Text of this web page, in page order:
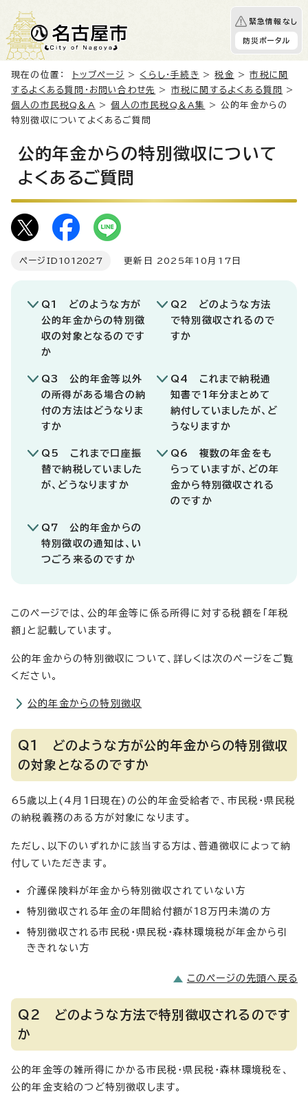
緊急情報なし
防災ポータル
現在の位置： トップページ > くらし・手続き >税金 >市税に関
するよくある質問・お問い合わせ先
> 市税に関するよくある質問
>
個人の市民税Q＆A
>個人の市民税Q＆A集
> 公的年金からの
特別徴収についてよくあるご質問
公的年金からの特別徴収について
よくあるご質問
ページID 1012027 更新日 2025年10月17日
Q1 どのような方が
公的年金からの特別徴
収の対象となるのです
か
Q2 どのような方法
で特別徴収されるので
すか
Q3 公的年金等以外
の所得がある場合の納
付の方法はどうなりま
すか
Q4 これまで納税通
知書で1年分まとめて
納付していましたが、ど
うなりますか
Q5 これまで口座振
替で納税していました
が、どうなりますか
Q6 複数の年金をも
らっていますが、どの年
金から特別徴収される
のですか
Q7 公的年金からの
特別徴収の通知は、い
つごろ来るのですか
このページでは、公的年金等に係る所得に対する税額を「年税
額」と記載しています。
公的年金からの特別徴収について、詳しくは次のページをご覧
ください。
公的年金からの特別徴収
Q1 どのような方が公的年金からの特別徴収
の対象となるのですか
65歳以上(4月1日現在)の公的年金受給者で、市民税・県民税
の納税義務のある方が対象になります。
ただし、以下のいずれかに該当する方は、普通徴収によって納
付していただきます。
介護保険料が年金から特別徴収されていない方
特別徴収される年金の年間給付額が18万円未満の方
特別徴収される市民税・県民税・森林環境税が年金から引
ききれない方
このページの先頭へ戻る
Q2 どのような方法で特別徴収されるのです
か
公的年金等の雑所得にかかる市民税・県民税・森林環境税を、
公的年金支給のつど特別徴収します。